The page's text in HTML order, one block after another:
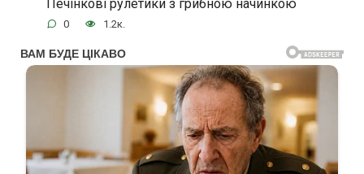
Печінкові рулетики з грибною начинкою
0 1.2к.